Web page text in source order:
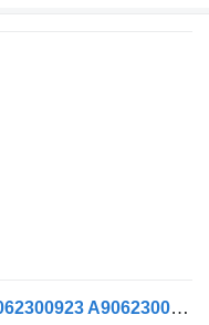
Pompe de direction assistée A9062300923 A9062300523 pour camion Mercedes-Benz